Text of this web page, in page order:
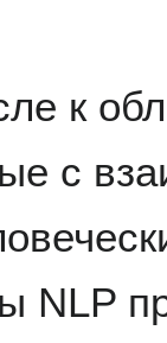
к
с
NLP